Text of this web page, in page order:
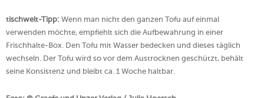
tischwelt-Tipp: Wenn man nicht den ganzen Tofu auf einmal
verwenden möchte, empfiehlt sich die Aufbewahrung in einer
Frischhalte-Box. Den Tofu mit Wasser bedecken und dieses täglich
wechseln. Der Tofu wird so vor dem Austrocknen geschützt, behält
seine Konsistenz und bleibt ca. 1 Woche haltbar.